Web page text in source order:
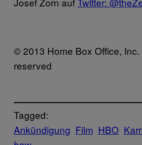
© 2013 Home Box Office, Inc.
reserved
Tagged:
Ankündigung Film HBO